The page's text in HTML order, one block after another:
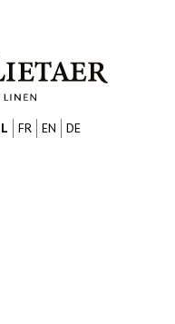
FR EN DE